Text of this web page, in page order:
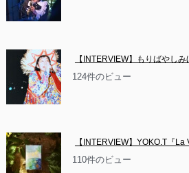
【INTERVIEW】もりばやし
124件のビュー
【INTERVIEW】YOKO.T『La
110件のビュー